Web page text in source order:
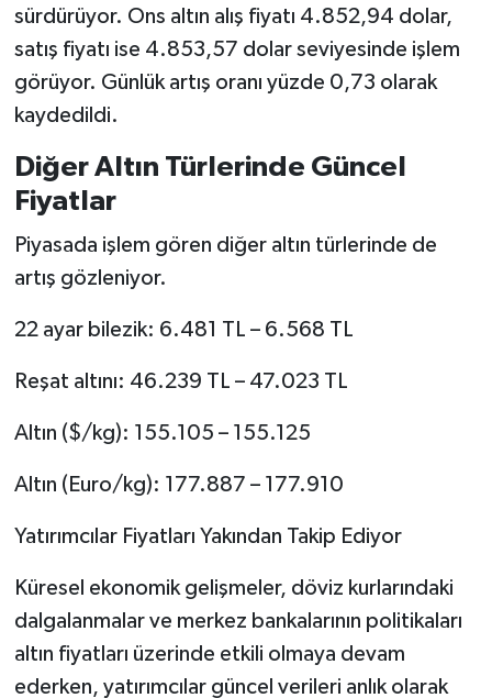
sürdürüyor. Ons altın alış fiyatı 4.852,94 dolar,
satış fiyatı ise 4.853,57 dolar seviyesinde işlem
görüyor. Günlük artış oranı yüzde 0,73 olarak
kaydedildi.
Diğer Altın Türlerinde Güncel
Fiyatlar
Piyasada işlem gören diğer altın türlerinde de
artış gözleniyor.
22 ayar bilezik: 6.481 TL – 6.568 TL
Reşat altını: 46.239 TL – 47.023 TL
Altın ($/kg): 155.105 – 155.125
Altın (Euro/kg): 177.887 – 177.910
Yatırımcılar Fiyatları Yakından Takip Ediyor
Küresel ekonomik gelişmeler, döviz kurlarındaki
dalgalanmalar ve merkez bankalarının politikaları
altın fiyatları üzerinde etkili olmaya devam
ederken, yatırımcılar güncel verileri anlık olarak